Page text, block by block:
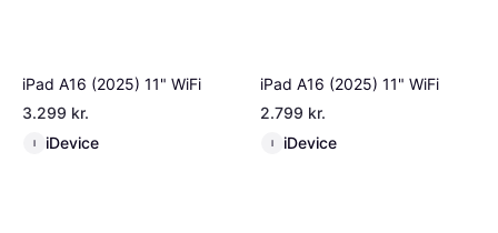
iPad A16 (2025) 11" WiFi
3.299 kr.
I iDevice
iPad A16 (2025) 11" WiFi
2.799 kr.
I iDevice